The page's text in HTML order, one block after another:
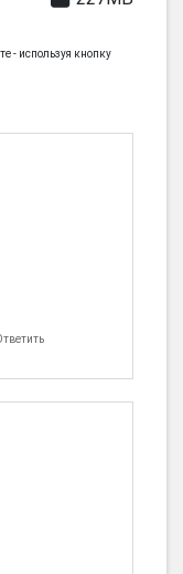
- используя кнопку